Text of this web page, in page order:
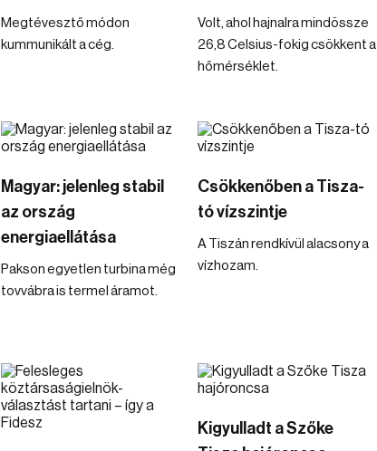
Megtévesztő módon
kummunikált a cég.
Volt, ahol hajnalra mindössze
26,8 Celsius-fokig csökkent a
hőmérséklet.
Magyar: jelenleg stabil
az ország
energiaellátása
Pakson egyetlen turbina még
tovvábra is termel áramot.
Csökkenőben a Tisza-
tó vízszintje
A Tiszán rendkívül alacsony a
vízhozam.
Kigyulladt a Szőke